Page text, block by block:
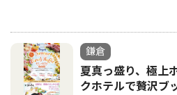
鎌倉
夏真っ盛り、極上
クホテルで贅沢ブ